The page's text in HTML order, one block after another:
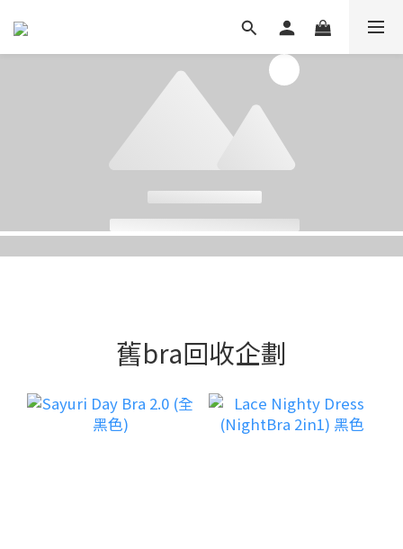
Image Title
舊bra回收企劃